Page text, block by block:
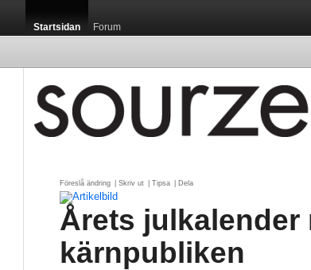
Startsidan Forum
Föreslå ändring Skriv ut Tipsa Dela
Årets julkalender
kärnpubliken